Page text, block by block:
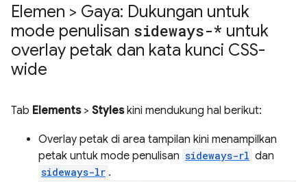
Elemen > Gaya: Dukungan untuk
mode penulisan sideways-* untuk
overlay petak dan kata kunci CSS-
wide
Tab Elements> Styleskini mendukung hal berikut:
Overlay petak di area tampilan kini menampilkan
petak untuk mode penulisan sideways-rl dan
sideways-lr .